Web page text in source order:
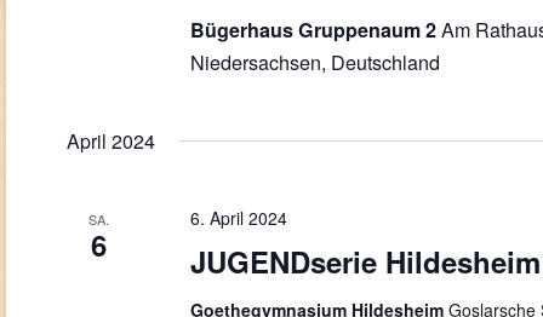
Bügerhaus Gruppenaum 2Am
Niedersachsen, Deutschland
April 2024
SA.
6 JUGENDserie Hildesheim
6. April 2024
Goethegymnasium Hildesheim Goslarsche